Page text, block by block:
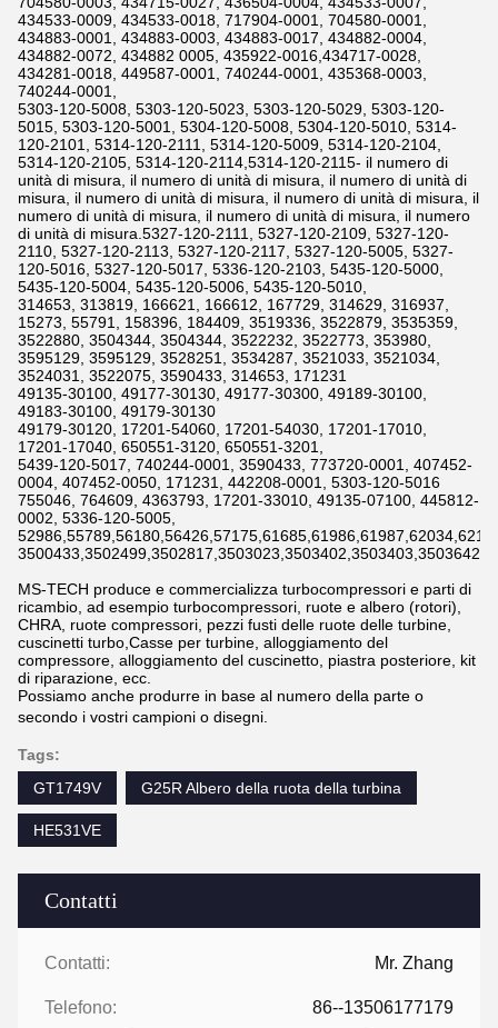
Contatti
Contatti: Mr. Zhang
Telefono: 86--13506177179
434533-0009, 434533-0018, 717904-0001, 704580-0001,
434883-0001, 434883-0003, 434883-0017, 434882-0004,
434882-0072, 434882 0005, 435922-0016,434717-0028,
434281-0018, 449587-0001, 740244-0001, 435368-0003,
740244-0001,
5303-120-5008, 5303-120-5023, 5303-120-5029, 5303-120-
5015, 5303-120-5001, 5304-120-5008, 5304-120-5010, 5314-
120-2101, 5314-120-2111, 5314-120-5009, 5314-120-2104,
5314-120-2105, 5314-120-2114,5314-120-2115- il numero di
unità di misura, il numero di unità di misura, il numero di unità di
misura, il numero di unità di misura, il numero di unità di misura, il
numero di unità di misura, il numero di unità di misura, il numero
di unità di misura.5327-120-2111, 5327-120-2109, 5327-120-
2110, 5327-120-2113, 5327-120-2117, 5327-120-5005, 5327-
120-5016, 5327-120-5017, 5336-120-2103, 5435-120-5000,
5435-120-5004, 5435-120-5006, 5435-120-5010,
314653, 313819, 166621, 166612, 167729, 314629, 316937,
15273, 55791, 158396, 184409, 3519336, 3522879, 3535359,
3522880, 3504344, 3504344, 3522232, 3522773, 353980,
3595129, 3595129, 3528251, 3534287, 3521033, 3521034,
3524031, 3522075, 3590433, 314653, 171231
49135-30100, 49177-30130, 49177-30300, 49189-30100,
49183-30100, 49179-30130
49179-30120, 17201-54060, 17201-54030, 17201-17010,
17201-17040, 650551-3120, 650551-3201,
5439-120-5017, 740244-0001, 3590433, 773720-0001, 407452-
0004, 407452-0050, 171231, 442208-0001, 5303-120-5016
755046, 764609, 4363793, 17201-33010, 49135-07100, 445812-
0002, 5336-120-5005,
MS-TECH produce e commercializza turbocompressori e parti di
ricambio, ad esempio turbocompressori, ruote e albero (rotori),
CHRA, ruote compressori, pezzi fusti delle ruote delle turbine,
cuscinetti turbo,Casse per turbine, alloggiamento del
compressore, alloggiamento del cuscinetto, piastra posteriore, kit
di riparazione, ecc.
Possiamo anche produrre in base al numero della parte o
secondo i vostri campioni o disegni.
Tags:
GT1749V
G25R Albero della ruota della turbina
HE531VE